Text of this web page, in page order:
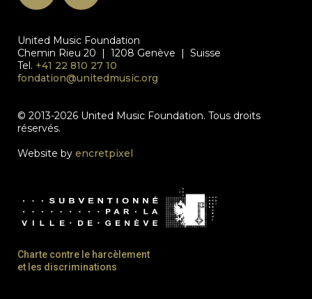
United Music Foundation
Chemin Rieu 20 | 1208 Genève | Suisse
Tel. +41 22 810 27 10
fondation@unitedmusic.org
© 2013-2026 United Music Foundation. Tous droits
réservés.
Website by encretpixel
Charte contre le harcèlement
et les discriminations